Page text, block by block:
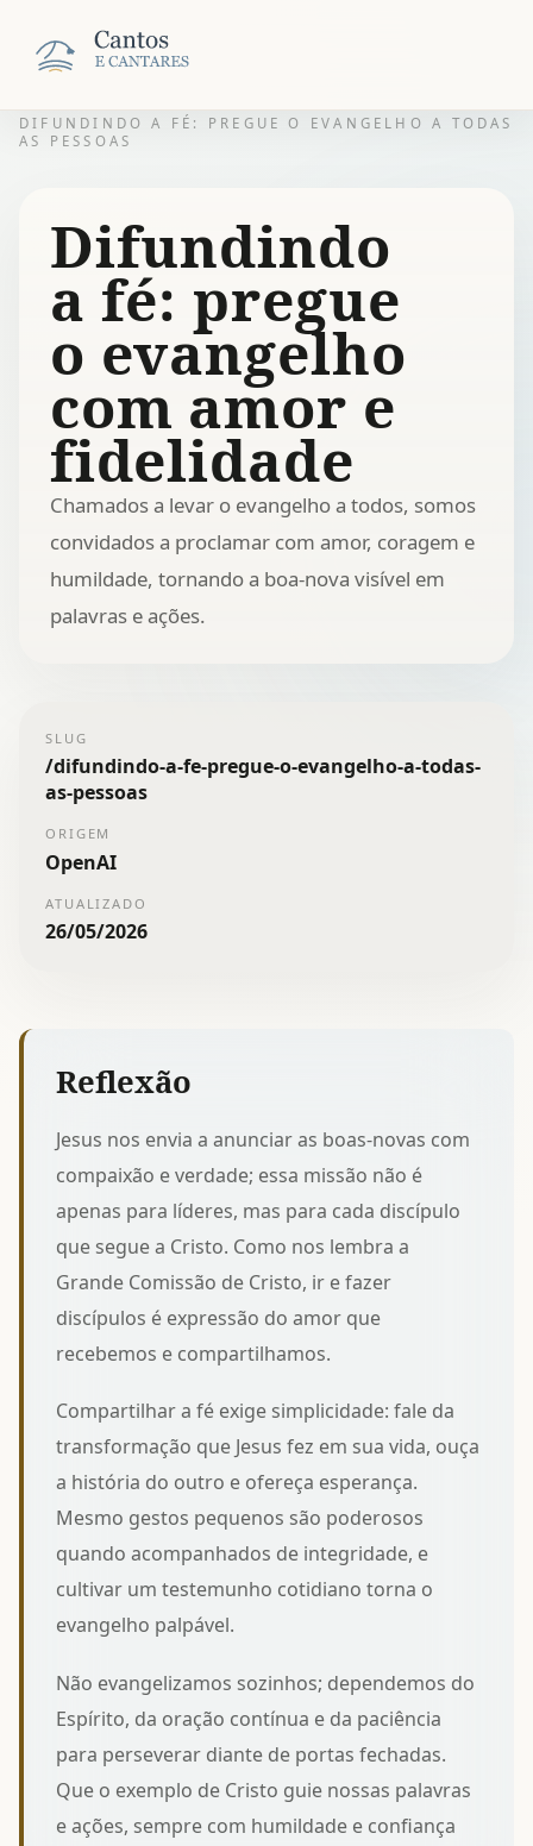
DIFUNDINDO A FÉ: PREGUE O EVANGELHO A TODAS
AS PESSOAS
Difundindo
a fé: pregue
o evangelho
com amor e
fidelidade
Chamados a levar o evangelho a todos, somos
convidados a proclamar com amor, coragem e
humildade, tornando a boa-nova visível em
palavras e ações.
SLUG
/difundindo-a-fe-pregue-o-evangelho-a-todas-
as-pessoas
ORIGEM
OpenAI
ATUALIZADO
26/05/2026
Reflexão
Jesus nos envia a anunciar as boas-novas com
compaixão e verdade; essa missão não é
apenas para líderes, mas para cada discípulo
que segue a Cristo. Como nos lembra a
Grande Comissão de Cristo, ir e fazer
discípulos é expressão do amor que
recebemos e compartilhamos.
Compartilhar a fé exige simplicidade: fale da
transformação que Jesus fez em sua vida, ouça
a história do outro e ofereça esperança.
Mesmo gestos pequenos são poderosos
quando acompanhados de integridade, e
cultivar umtestemunho cotidiano torna o
evangelho palpável.
Não evangelizamos sozinhos; dependemos do
Espírito, da oração contínua e da paciência
para perseverar diante de portas fechadas.
Que o exemplo de Cristo guie nossas palavras
e ações, sempre com humildade e confiança